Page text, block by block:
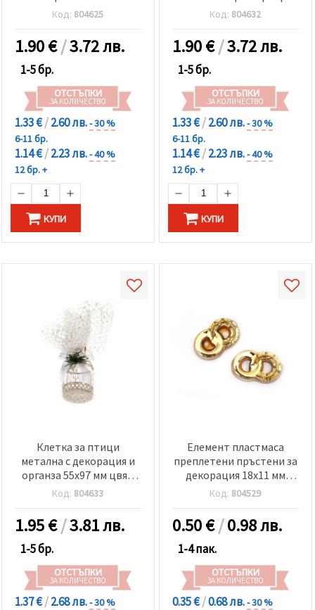
Код: 804625
1.90€/3.72 лв.
1-5 бр.
ОТСТЪПКИ
ЗА КОЛИЧЕСТВО
1.33 €/2.60 лв.- 30 %
6-11 бр.
1.14 €/2.23 лв.- 40 %
12 бр. +
КУПИ
Код: 804632
1.90€/3.72 лв.
1-5 бр.
ОТСТЪПКИ
ЗА КОЛИЧЕСТВО
1.33 €/2.60 лв.- 30 %
6-11 бр.
1.14 €/2.23 лв.- 40 %
12 бр. +
КУПИ
Клетка за птици
метална с декорация и
органза 55x97 мм цвят
сребро
Код: 804633
1.95€/3.81 лв.
1-5 бр.
ОТСТЪПКИ
ЗА КОЛИЧЕСТВО
1.37 €/2.68 лв.- 30 %
Елемент пластмаса
преплетени пръстени за
декорация 18x11 мм
цвят злато -10 броя
Код: 804529
0.50€/0.98 лв.
1-4 пак.
ОТСТЪПКИ
ЗА КОЛИЧЕСТВО
0.35 €/0.68 лв.- 30 %